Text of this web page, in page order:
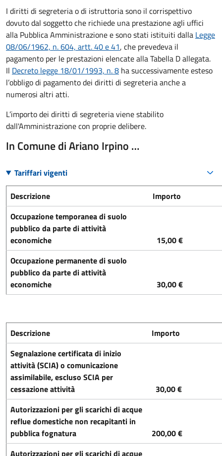
I diritti di segreteria o di istruttoria sono il corrispettivo
dovuto dal soggetto che richiede una prestazione agli uffici
alla Pubblica Amministrazione e sono stati istituiti dalla Legge
08/06/1962, n. 604, artt. 40 e 41, che prevedeva il
pagamento per le prestazioni elencate alla Tabella D allegata.
Il Decreto legge 18/01/1993, n. 8 ha successivamente esteso
l’obbligo di pagamento dei diritti di segreteria anche a
numerosi altri atti.
L’importo dei diritti di segreteria viene stabilito
dall'Amministrazione con proprie delibere.
In Comune di Ariano Irpino …
Tariffari vigenti
Descrizione
Importo
Occupazione temporanea di suolo
pubblico da parte di attività
economiche
15,00 €
Occupazione permanente di suolo
pubblico da parte di attività
economiche
30,00 €
Descrizione
Importo
Segnalazione certificata di inizio
attività (SCIA) o comunicazione
assimilabile, escluso SCIA per
cessazione attività
30,00 €
Autorizzazioni per gli scarichi di acque
reflue domestiche non recapitanti in
pubblica fognatura
200,00 €
Autorizzazioni per gli scarichi di acque